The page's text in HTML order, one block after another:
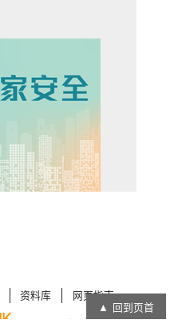
资料库
网页指南
回到页首